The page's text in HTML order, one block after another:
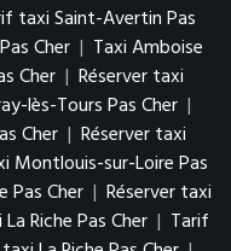
taxi Saint-Avertin Pas
Cher | Taxi Amboise
Cher | Réserver taxi
lès-Tours Pas Cher |
Cher | Réserver taxi
Montlouis-sur-Loire Pas
Pas Cher | Réserver taxi
La Riche Pas Cher | Tarif